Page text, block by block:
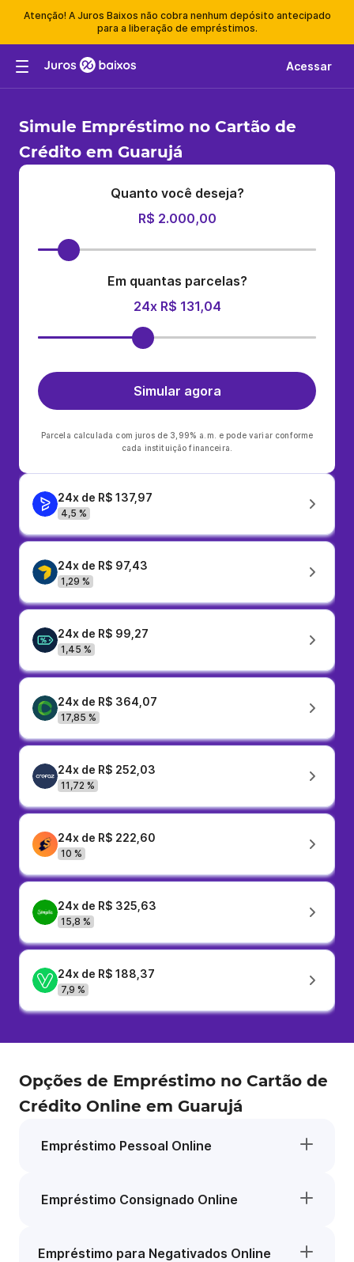
Atenção! A Juros Baixos não cobra nenhum depósito antecipado
para a liberação de empréstimos.
Acessar
Simule Empréstimo no Cartão de
Crédito em Guarujá
Quanto você deseja?
R$ 2.000,00
Em quantas parcelas?
24x R$ 131,04
Simular agora
Parcela calculada com juros de 3,99% a.m. e pode variar conforme
cada instituição financeira.
24x de R$ 137,97
4,5 %
24x de R$ 97,43
1,29 %
24x de R$ 99,27
1,45 %
24x de R$ 364,07
17,85 %
24x de R$ 252,03
11,72 %
24x de R$ 222,60
10 %
24x de R$ 325,63
15,8 %
24x de R$ 188,37
7,9 %
Opções de Empréstimo no Cartão de
Crédito Online em Guarujá
Empréstimo Pessoal Online
Empréstimo Consignado Online
Empréstimo para Negativados Online